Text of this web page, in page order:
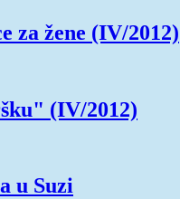
za žene (IV/2012)
(IV/2012)
u Suzi